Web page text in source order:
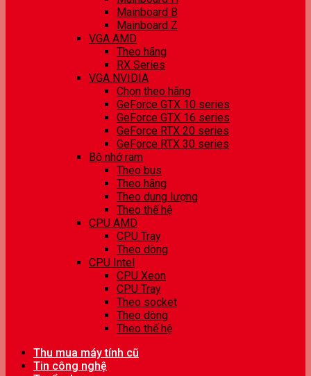
Mainboard B
Mainboard Z
VGA AMD
Theo hãng
RX Series
VGA NVIDIA
Chọn theo hãng
GeForce GTX 10 series
GeForce GTX 16 series
GeForce RTX 20 series
GeForce RTX 30 series
Bộ nhớ ram
Theo bus
Theo hãng
Theo dung lượng
Theo thế hệ
CPU AMD
CPU Tray
Theo dòng
CPU Intel
CPU Xeon
CPU Tray
Theo socket
Theo dòng
Theo thế hệ
Thu mua máy tính cũ
Tin công nghệ